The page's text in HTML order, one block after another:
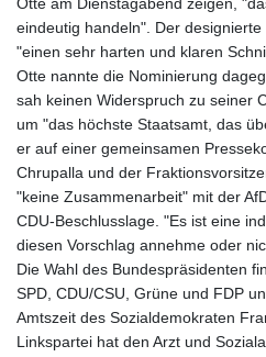
eindeutig handeln". Der
"einen sehr harten und klaren
Otte nannte die Nominierung
sah keinen Widerspruch zu seiner
um "das höchste Staatsamt, das
er auf einer gemeinsamen
Chrupalla und der
"keine Zusammenarbeit" mit der
CDU-Beschlusslage. "Es ist eine
diesen Vorschlag annehme oder
Die Wahl des Bundespräsidenten
SPD, CDU/CSU, Grüne und FDP
Amtszeit des Sozialdemokraten
Linkspartei hat den Arzt und